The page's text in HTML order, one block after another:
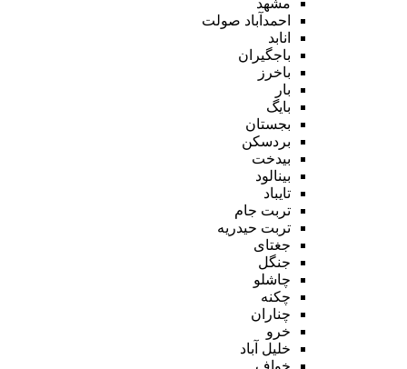
احمدآباد صولت
انابد
باجگیران
باخرز
بار
بایگ
بجستان
بردسکن
بیدخت
بینالود
تایباد
تربت جام
تربت حیدریه
جغتای
جنگل
چاشلو
چکنه
چناران
خرو
خلیل آباد
خواف